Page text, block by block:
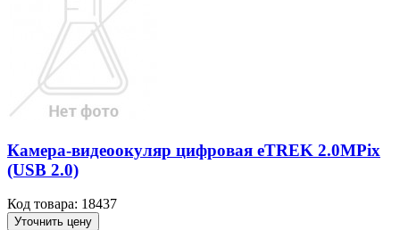
Камера-видеоокуляр цифровая eTREK 2.0MPix
(USB 2.0)
Код товара: 18437
Уточнить цену